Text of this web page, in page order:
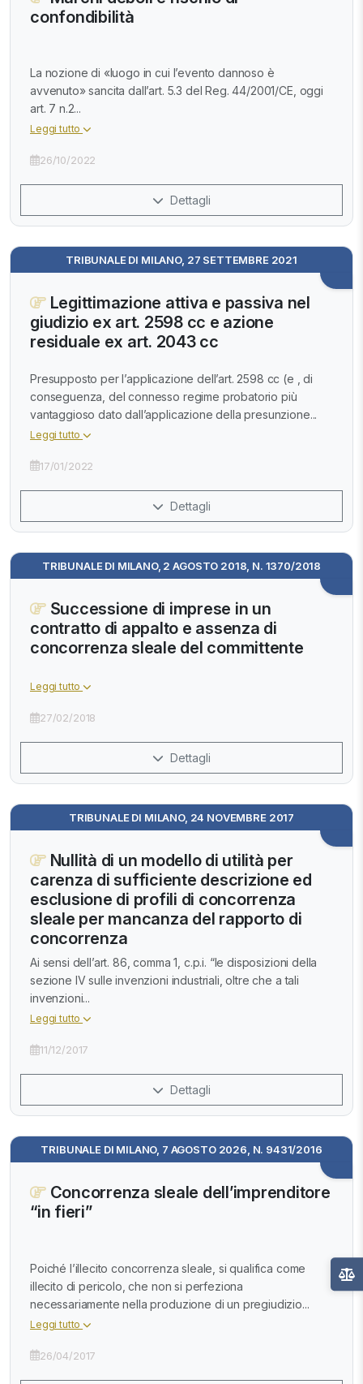
confondibilità
La nozione di «luogo in cui l’evento dannoso è
avvenuto» sancita dall’art. 5.3 del Reg. 44/2001/CE, oggi
art. 7 n.2...
Leggi tutto
26/10/2022
Dettagli
TRIBUNALE DI MILANO, 27 SETTEMBRE 2021
Legittimazione attiva e passiva nel
giudizio ex art. 2598 cc e azione
residuale ex art. 2043 cc
Presupposto per l’applicazione dell’art. 2598 cc (e , di
conseguenza, del connesso regime probatorio più
vantaggioso dato dall’applicazione della presunzione...
Leggi tutto
17/01/2022
Dettagli
TRIBUNALE DI MILANO, 2 AGOSTO 2018, N. 1370/2018
Successione di imprese in un
contratto di appalto e assenza di
concorrenza sleale del committente
Leggi tutto
27/02/2018
Dettagli
TRIBUNALE DI MILANO, 24 NOVEMBRE 2017
Nullità di un modello di utilità per
carenza di sufficiente descrizione ed
esclusione di profili di concorrenza
sleale per mancanza del rapporto di
concorrenza
Ai sensi dell’art. 86, comma 1, c.p.i. “le disposizioni della
sezione IV sulle invenzioni industriali, oltre che a tali
invenzioni...
Leggi tutto
11/12/2017
Dettagli
TRIBUNALE DI MILANO, 7 AGOSTO 2026, N. 9431/2016
Concorrenza sleale dell’imprenditore
“in fieri”
Poiché l’illecito concorrenza sleale, si qualifica come
illecito di pericolo, che non si perfeziona
necessariamente nella produzione di un pregiudizio...
Leggi tutto
26/04/2017